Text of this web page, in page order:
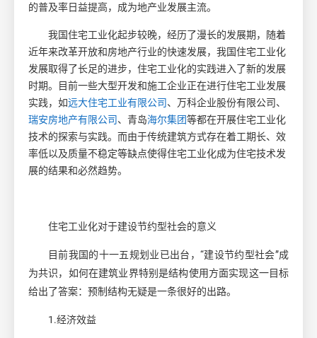
的普及率日益提高，成为地产业发展主流。
我国住宅工业化起步较晚，经历了漫长的发展期，随着
近年来改革开放和房地产行业的快速发展，我国住宅工业化
发展取得了长足的进步，住宅工业化的实践进入了新的发展
时期。目前一些大型开发和施工企业正在进行住宅工业发展
实践，如远大住宅工业有限公司、万科企业股份有限公司、
瑞安房地产有限公司、青岛海尔集团等都在开展住宅工业化
技术的探索与实践。而由于传统建筑方式存在着工期长、效
率低以及质量不稳定等缺点使得住宅工业化成为住宅技术发
展的结果和必然趋势。
住宅工业化对于建设节约型社会的意义
目前我国的十一五规划业已出台， “建设节约型社会”成
为共识，如何在建筑业界特别是结构使用方面实现这一目标
给出了答案：预制结构无疑是一条很好的出路。
1.经济效益